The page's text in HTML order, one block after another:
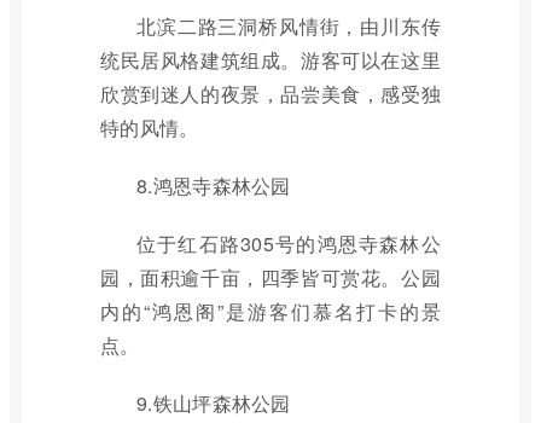
北滨二路三洞桥风情街，由川东传
统民居风格建筑组成。游客可以在这里
欣赏到迷人的夜景，品尝美食，感受独
特的风情。
8.鸿恩寺森林公园
位于红石路305号的鸿恩寺森林公
园，面积逾千亩，四季皆可赏花。公园
内的“鸿恩阁”是游客们慕名打卡的景
点。
9.铁山坪森林公园